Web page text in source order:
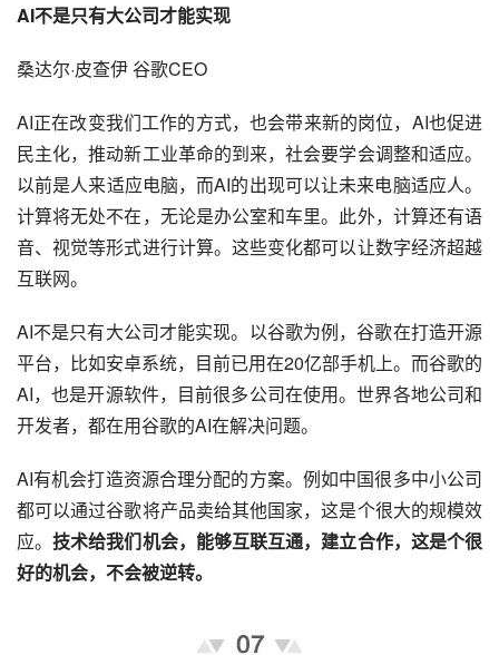
AI不是只有大公司才能实现
桑达尔·皮查伊 谷歌CEO
AI正在改变我们工作的方式，也会带来新的岗位，AI也促进
民主化，推动新工业革命的到来，社会要学会调整和适应。
以前是人来适应电脑，而AI的出现可以让未来电脑适应人。
计算将无处不在，无论是办公室和车里。此外，计算还有语
音、视觉等形式进行计算。这些变化都可以让数字经济超越
互联网。
AI不是只有大公司才能实现。以谷歌为例，谷歌在打造开源
平台，比如安卓系统，目前已用在20亿部手机上。而谷歌的
AI，也是开源软件，目前很多公司在使用。世界各地公司和
开发者，都在用谷歌的AI在解决问题。
AI有机会打造资源合理分配的方案。例如中国很多中小公司
都可以通过谷歌将产品卖给其他国家，这是个很大的规模效
应。技术给我们机会，能够互联互通，建立合作，这是个很
好的机会，不会被逆转。